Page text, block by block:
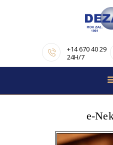
+14 670 40 29
24H/7
STRONA
OFERTA
PORADNIK
e-